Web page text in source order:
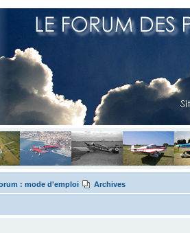
: mode d'emploi Archives